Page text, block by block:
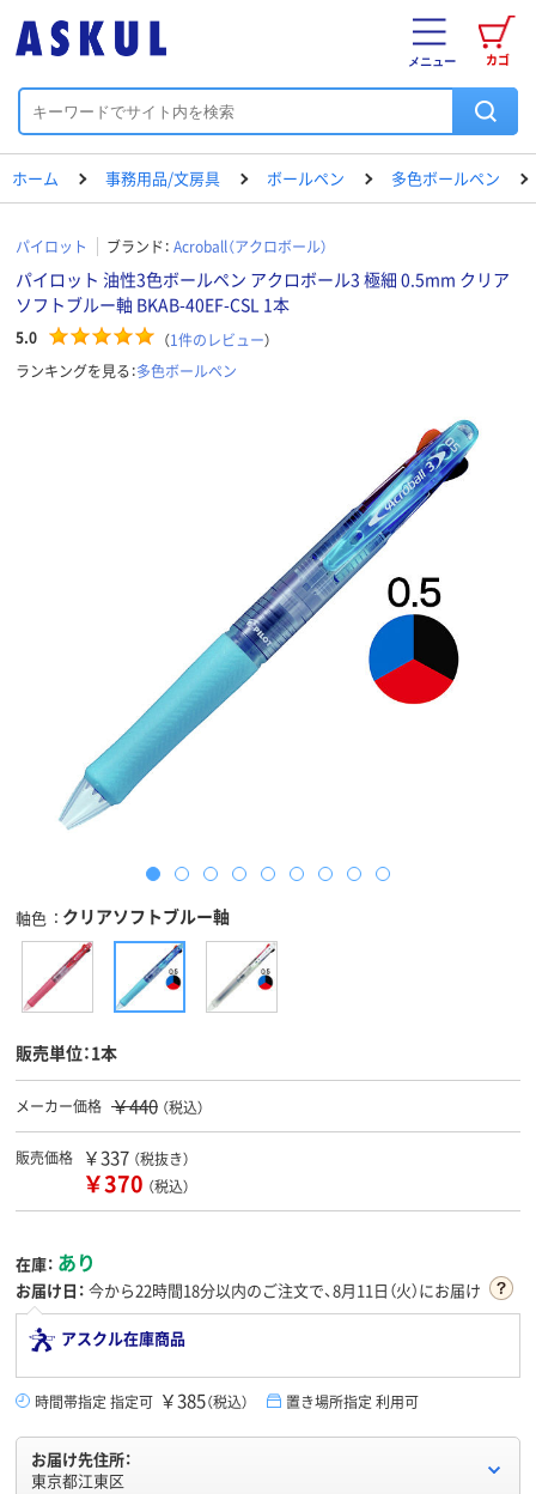
カゴ
メニュー
ホーム 事務用品/文房具 ボールペン 多色ボールペン
パイロット ブランド： Acroball（アクロボール）
パイロット 油性3色ボールペン アクロボール3 極細 0.5mm クリア
ソフトブルー軸 BKAB-40EF-CSL 1本
5.0 （1件のレビュー）
ランキングを見る：多色ボールペン
軸色 クリアソフトブルー軸
販売単位：1本
メーカー価格 ￥440 （税込）
販売価格 ￥337 （税抜き）
￥370 （税込）
在庫： あり
お届け日： 今から22時間18分以内のご注文で、8月11日（火）にお届け
アスクル在庫商品
時間帯指定 指定可 ￥385（税込） 置き場所指定 利用可
お届け先住所：
東京都江東区